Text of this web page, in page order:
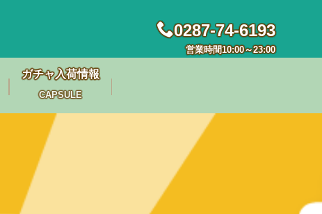
0287-74-6193
営業時間10:00～23:00
ガチャ入荷情報
CAPSULE